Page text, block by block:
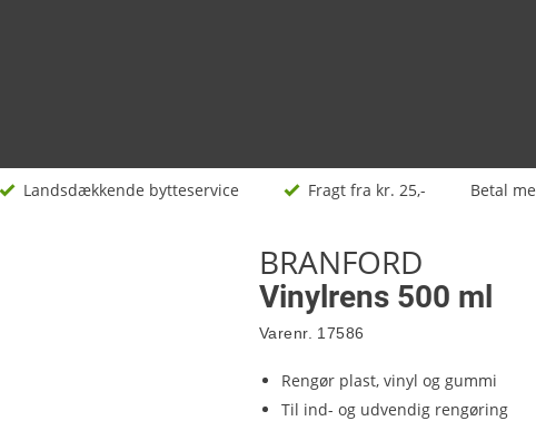
Landsdækkende bytteservice Fragt fra kr. 25,- Betal
BRANFORD
Vinylrens 500 ml
Varenr. 17586
Rengør plast, vinyl og gummi
Til ind- og udvendig rengøring